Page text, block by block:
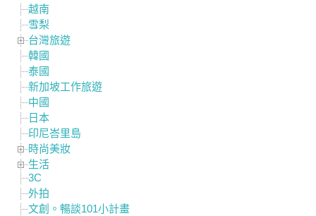
越南
雪梨
台灣旅遊
韓國
泰國
新加坡工作旅遊
中國
日本
印尼峇里島
時尚美妝
生活
3C
外拍
文創。暢談101小計畫